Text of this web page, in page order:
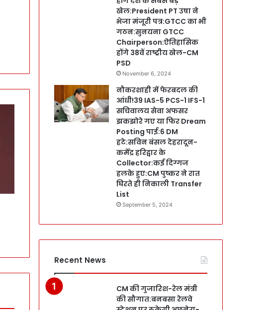
खेल:President PT उषा ने
भेजा मंजूरी पत्र:GTCC का भी
गठन:सुनयना GTCC
Chairperson:ऐतिहासिक
होंगे 38वें राष्ट्रीय खेल-CM
PSD
November 6, 2024
नौकरशाही में फेरबदल की
आंधी!39 IAS-5 PCS-1 IFS-1
सचिवालय सेवा अफसर
झकझोरे गए या फिर Dream
Posting पाई:6 DM
हटे:सविन बंसल देहरादून-
कर्मेंद्र हरिद्वार के
Collector:कई दिग्गज
हलके हुए:CM पुष्कर ने रात
घिरते ही निकाली Transfer
List
September 5, 2024
Recent News
CM की गुजारिश-रेल मंत्री
की सौगात:बनबसा रेलवे